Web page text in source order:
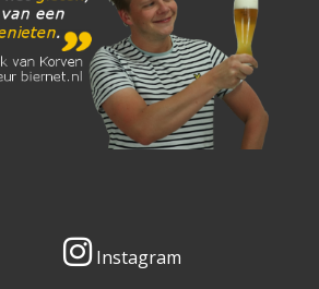
Instagram